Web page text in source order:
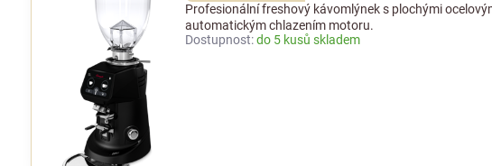
Profesionální freshový kávomlýnek s plochými
automatickým chlazením motoru.
Dostupnost: do 5 kusů skladem